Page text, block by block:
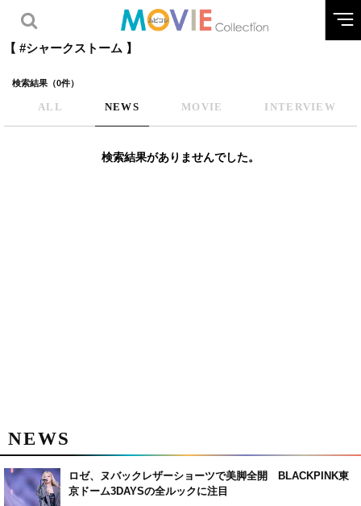
【 #シャークストーム 】
検索結果（0件）
ALL NEWS MOVIE INTERVIEW
検索結果がありませんでした。
NEWS
ロゼ、ヌバックレザーショーツで美脚全開 BLACKPINK東
京ドーム3DAYSの全ルックに注目